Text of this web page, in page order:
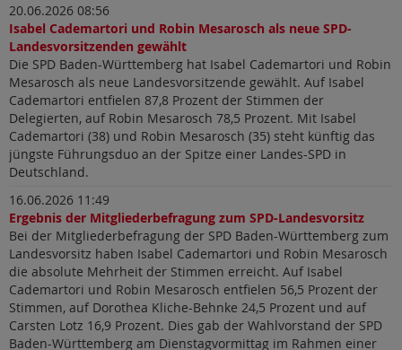
20.06.2026 08:56
Isabel Cademartori und Robin Mesarosch als neue SPD-
Landesvorsitzenden gewählt
Die SPD Baden-Württemberg hat Isabel Cademartori und Robin
Mesarosch als neue Landesvorsitzende gewählt. Auf Isabel
Cademartori entfielen 87,8 Prozent der Stimmen der
Delegierten, auf Robin Mesarosch 78,5 Prozent. Mit Isabel
Cademartori (38) und Robin Mesarosch (35) steht künftig das
jüngste Führungsduo an der Spitze einer Landes-SPD in
Deutschland.
16.06.2026 11:49
Ergebnis der Mitgliederbefragung zum SPD-Landesvorsitz
Bei der Mitgliederbefragung der SPD Baden-Württemberg zum
Landesvorsitz haben Isabel Cademartori und Robin Mesarosch
die absolute Mehrheit der Stimmen erreicht. Auf Isabel
Cademartori und Robin Mesarosch entfielen 56,5 Prozent der
Stimmen, auf Dorothea Kliche-Behnke 24,5 Prozent und auf
Carsten Lotz 16,9 Prozent. Dies gab der Wahlvorstand der SPD
Baden-Württemberg am Dienstagvormittag im Rahmen einer